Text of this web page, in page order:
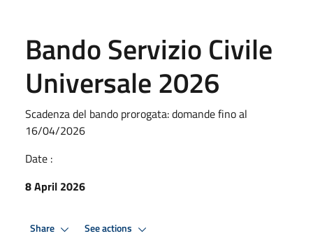
Bando Servizio Civile
Universale 2026
Scadenza del bando prorogata: domande fino al
16/04/2026
Date :
8 April 2026
Share See actions